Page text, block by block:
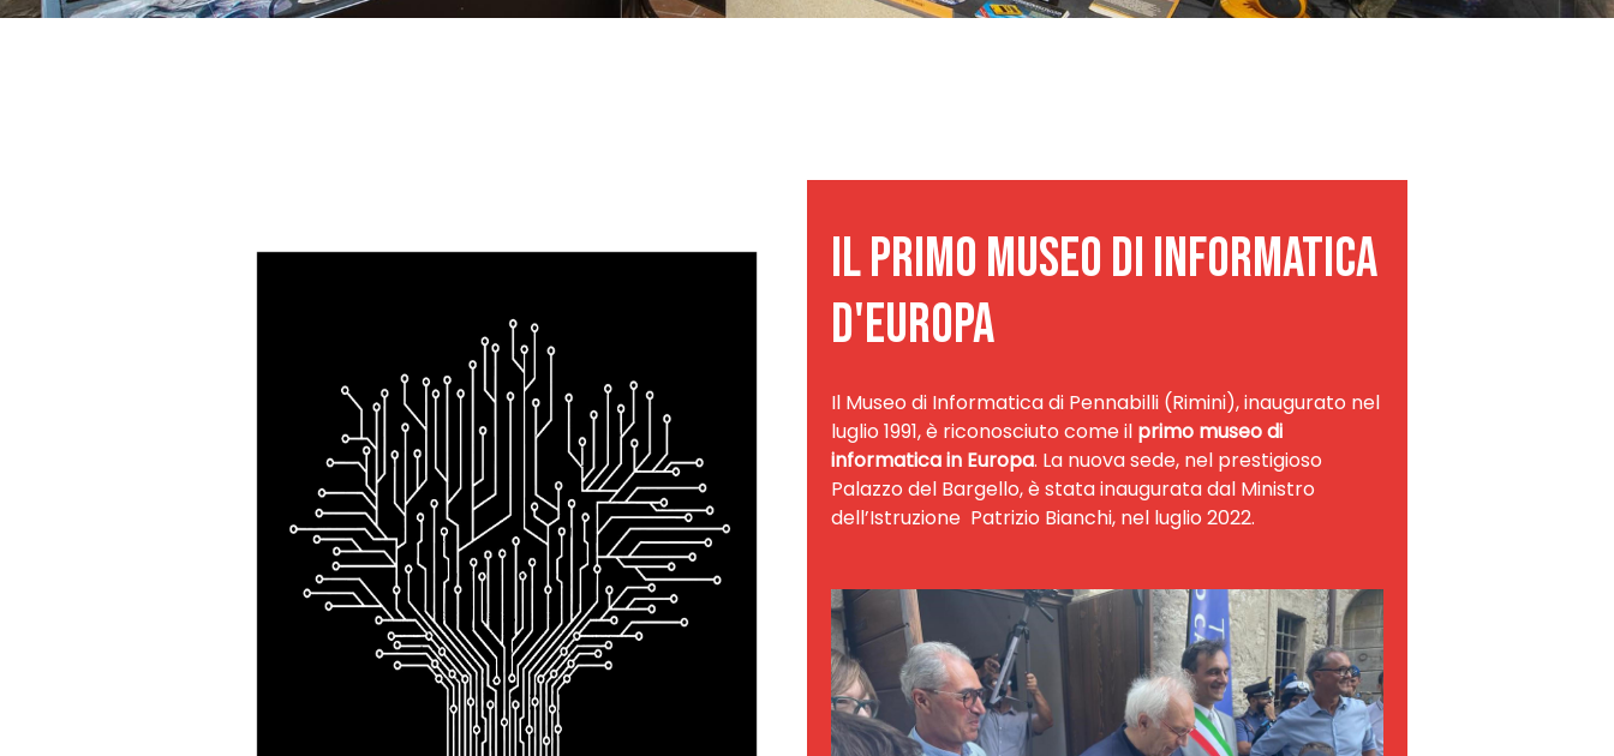
Il primo museo di informatica
d'europa
Il Museo di Informatica di Pennabilli (Rimini), inaugurato nel
luglio 1991, è riconosciuto come il primo museo di
informatica in Europa. La nuova sede, nel prestigioso
Palazzo del Bargello, è stata inaugurata dal Ministro
dell’Istruzione Patrizio Bianchi, nel luglio 2022.